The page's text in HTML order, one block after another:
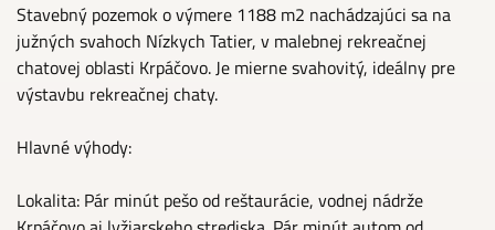
Stavebný pozemok o výmere 1188 m2 nachádzajúci sa na
južných svahoch Nízkych Tatier, v malebnej rekreačnej
chatovej oblasti Krpáčovo. Je mierne svahovitý, ideálny pre
výstavbu rekreačnej chaty.
Hlavné výhody:
Lokalita: Pár minút pešo od reštaurácie, vodnej nádrže